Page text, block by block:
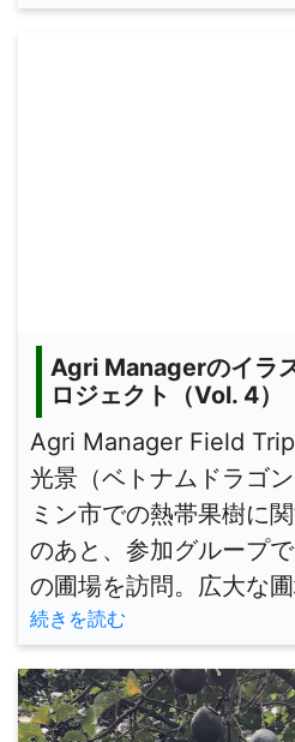
Agri Managerのイラ
ロジェクト（Vol. 4）
Agri Manager Field
光景（ベトナムドラゴ
ミン市での熱帯果樹に
のあと、参加グループ
の圃場を訪問。広大な
続きを読む